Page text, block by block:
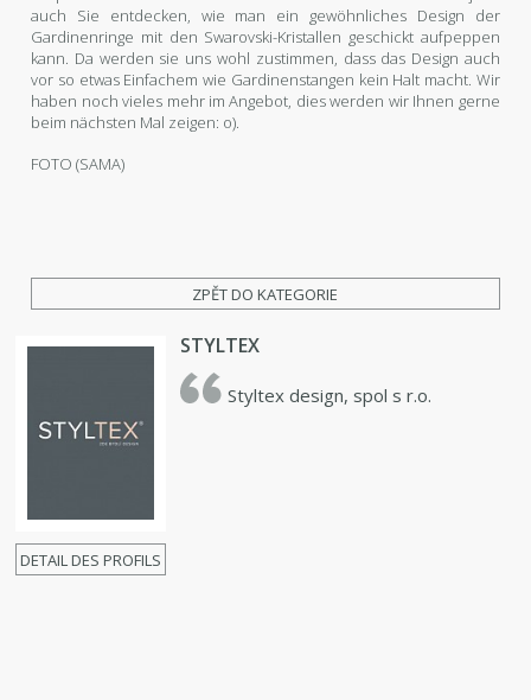
auch Sie entdecken, wie man ein gewöhnliches Design der
Gardinenringe mit den Swarovski-Kristallen geschickt aufpeppen
kann. Da werden sie uns wohl zustimmen, dass das Design auch
vor so etwas Einfachem wie Gardinenstangen kein Halt macht. Wir
haben noch vieles mehr im Angebot, dies werden wir Ihnen gerne
beim nächsten Mal zeigen: o).
FOTO (SAMA)
ZPĚT DO KATEGORIE
DETAIL DES PROFILS
STYLTEX
Styltex design, spol s r.o.